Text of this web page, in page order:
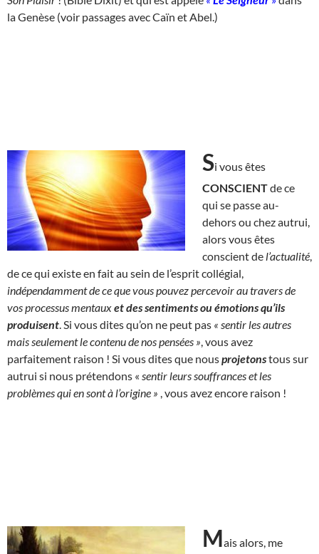
la Genèse (voir passages avec Caïn et Abel.)
Si vous êtes
CONSCIENTde ce
qui se passe au-
dehors ou chez autrui,
alors vous êtes
conscient de l’actualité
de ce qui existe en fait au sein de l’esprit collégial,
indépendamment de ce que vous pouvez percevoir au travers de
vos processus mentauxet des sentiments ou émotions qu’ils
produisent . Si vous dites qu’on ne peut pas « sentir les autres
mais seulement le contenu de nos pensées » , vous avez
parfaitement raison ! Si vous dites que nousprojetonstous sur
autrui si nous prétendons « sentir leurs souffrances et les
problèmes qui en sont à l’origine » , vous avez encore raison !
Mais alors, me